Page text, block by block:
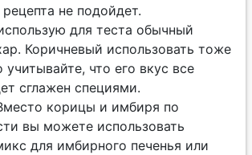
не подойдет.
для теста обычный
Коричневый использовать тоже
что его вкус все
сглажен специями.
корицы и имбиря по
вы можете использовать
для имбирного печенья или